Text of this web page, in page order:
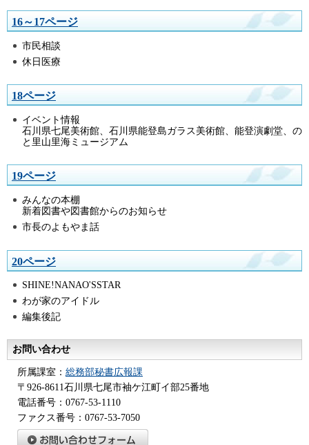
16～17ページ
市民相談
休日医療
18ページ
イベント情報
石川県七尾美術館、石川県能登島ガラス美術館、能登演劇堂、の
と里山里海ミュージアム
19ページ
みんなの本棚
新着図書や図書館からのお知らせ
市長のよもやま話
20ページ
SHINE!NANAO'SSTAR
わが家のアイドル
編集後記
お問い合わせ
所属課室： 総務部秘書広報課
〒926-8611石川県七尾市袖ケ江町イ部25番地
電話番号：0767-53-1110
ファクス番号：0767-53-7050